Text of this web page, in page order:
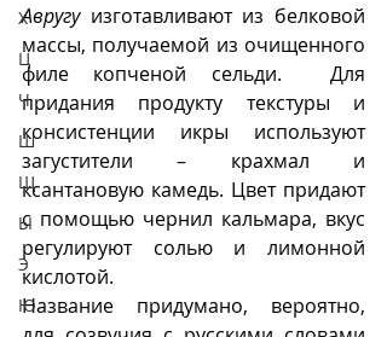
Х
Ц
Ч
Ш
Щ
Ы
Э
Ю
Авругу изготавливают из белковой
массы, получаемой из очищенного
филе копченой сельди.  Для
придания продукту текстуры и
консистенции икры используют
загустители – крахмал и
ксантановую камедь. Цвет придают
с помощью чернил кальмара, вкус
регулируют солью и лимонной
кислотой.
Название придумано, вероятно,